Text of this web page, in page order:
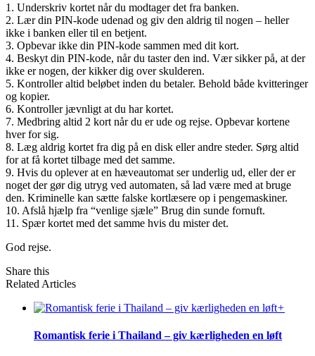
1. Underskriv kortet når du modtager det fra banken.
2. Lær din PIN-kode udenad og giv den aldrig til nogen – heller
ikke i banken eller til en betjent.
3. Opbevar ikke din PIN-kode sammen med dit kort.
4. Beskyt din PIN-kode, når du taster den ind. Vær sikker på, at der
ikke er nogen, der kikker dig over skulderen.
5. Kontroller altid beløbet inden du betaler. Behold både kvitteringer
og kopier.
6. Kontroller jævnligt at du har kortet.
7. Medbring altid 2 kort når du er ude og rejse. Opbevar kortene
hver for sig.
8. Læg aldrig kortet fra dig på en disk eller andre steder. Sørg altid
for at få kortet tilbage med det samme.
9. Hvis du oplever at en hæveautomat ser underlig ud, eller der er
noget der gør dig utryg ved automaten, så lad være med at bruge
den. Kriminelle kan sætte falske kortlæsere op i pengemaskiner.
10. Afslå hjælp fra “venlige sjæle” Brug din sunde fornuft.
11. Spær kortet med det samme hvis du mister det.
God rejse.
Share this
Related Articles
+
Romantisk ferie i Thailand – giv kærligheden en løft